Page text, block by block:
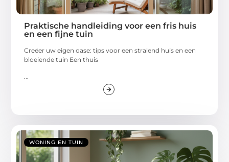
Praktische handleiding voor een fris huis
en een fijne tuin
Creëer uw eigen oase: tips voor een stralend huis en een
bloeiende tuin Een thuis
WONING EN TUIN